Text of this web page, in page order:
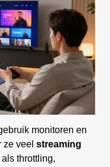
monitoren en
veel streaming
throttling,